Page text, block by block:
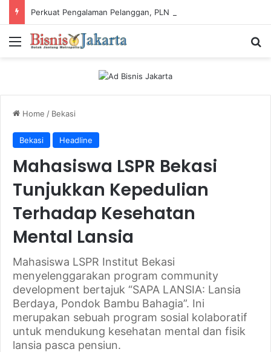
Menu
Home / Bekasi
Bekasi Headline
Mahasiswa LSPR Bekasi
Tunjukkan Kepedulian
Terhadap Kesehatan
Mental Lansia
Mahasiswa LSPR Institut Bekasi
menyelenggarakan program community
development bertajuk “SAPA LANSIA: Lansia
Berdaya, Pondok Bambu Bahagia”. Ini
merupakan sebuah program sosial kolaboratif
untuk mendukung kesehatan mental dan fisik
lansia pasca pensiun.